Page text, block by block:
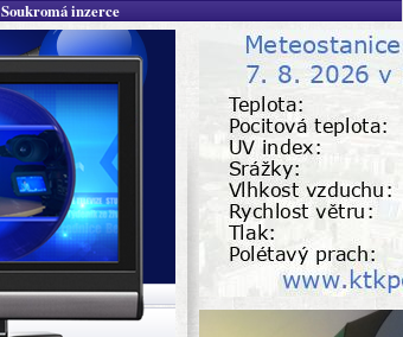
Soukromá inzerce